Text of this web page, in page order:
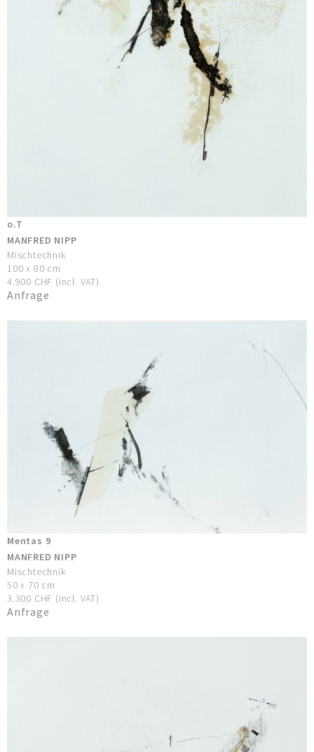
o.T
MANFRED NIPP
Mischtechnik
100 x 80 cm
4.900 CHF (incl. VAT)
Anfrage
Mentas 9
MANFRED NIPP
Mischtechnik
50 x 70 cm
3.300 CHF (incl. VAT)
Anfrage